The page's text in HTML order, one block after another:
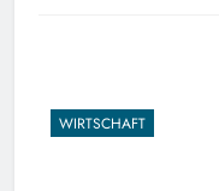
WIRTSCHAFT